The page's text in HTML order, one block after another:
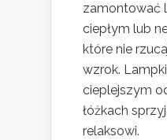
zamontować
ciepłym lub
które nie
wzrok.
cieplejszym
łóżkach
relaksowi.